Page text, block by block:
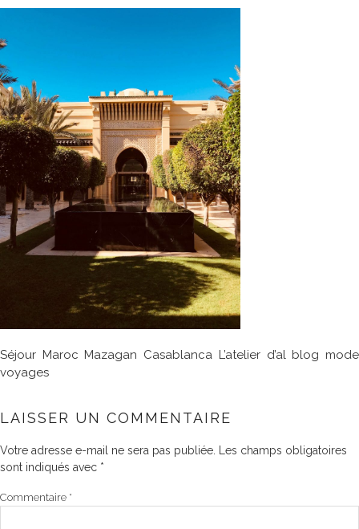
Séjour Maroc Mazagan Casablanca L’atelier d’al blog mode
voyages
LAISSER UN COMMENTAIRE
Votre adresse e-mail ne sera pas publiée.
Les champs obligatoires
sont indiqués avec *
Commentaire *